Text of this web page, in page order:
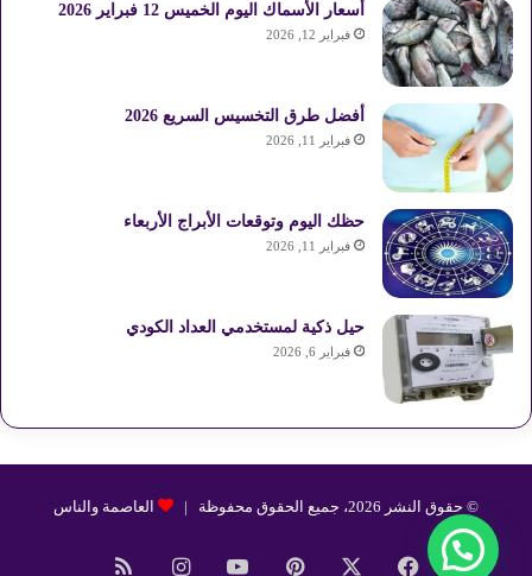
أسعار الأسماك اليوم الخميس 12 فبراير 2026
فبراير 12, 2026
أفضل طرق التخسيس السريع 2026
فبراير 11, 2026
حظك اليوم وتوقعات الأبراج الأربعاء
فبراير 11, 2026
حيل ذكية لمستخدمي العداد الكودي
فبراير 6, 2026
© حقوق النشر 2026، جميع الحقوق محفوظة | العاصمة والناس
فيسبوك بينتيريست‫YouTubeانستقرام